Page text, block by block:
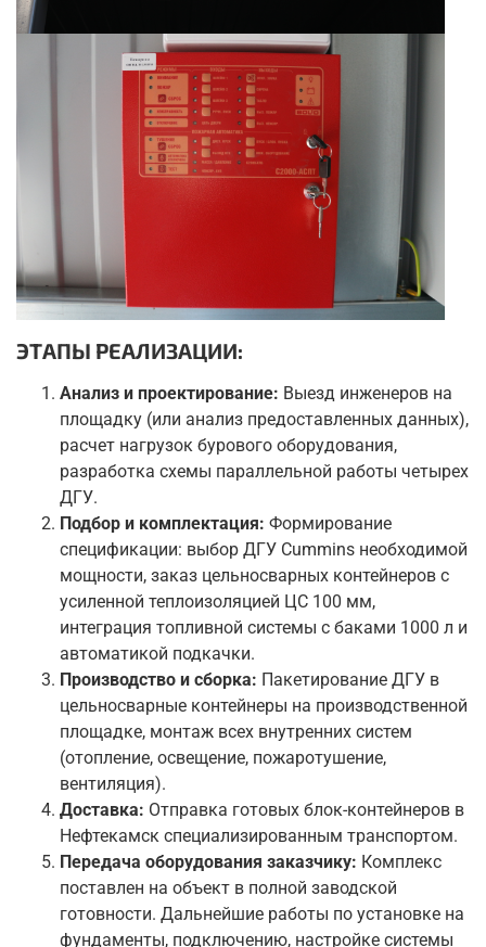
ЭТАПЫ РЕАЛИЗАЦИИ:
Анализ и проектирование: Выезд инженеров на
площадку (или анализ предоставленных данных),
расчет нагрузок бурового оборудования,
разработка схемы параллельной работы четырех
ДГУ.
Подбор и комплектация: Формирование
спецификации: выбор ДГУ Cummins необходимой
мощности, заказ цельносварных контейнеров с
усиленной теплоизоляцией ЦС 100 мм,
интеграция топливной системы с баками 1000 л и
автоматикой подкачки.
Производство и сборка: Пакетирование ДГУ в
цельносварные контейнеры на производственной
площадке, монтаж всех внутренних систем
(отопление, освещение, пожаротушение,
вентиляция).
Доставка: Отправка готовых блок-контейнеров в
Нефтекамск специализированным транспортом.
Передача оборудования заказчику: Комплекс
поставлен на объект в полной заводской
готовности. Дальнейшие работы по установке на
фундаменты, подключению, настройке системы